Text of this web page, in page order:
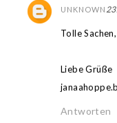
UNKNOWN
Tolle
Liebe Grüße
Antworten